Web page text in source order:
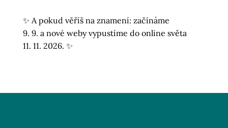
✨ A pokud věříš na znamení: začínáme
9. 9. a nové weby vypustíme do online světa
11. 11. 2026. ✨